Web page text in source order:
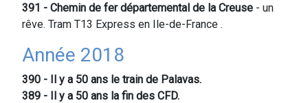
391 - Chemin de fer départemental de la Creuse - un
rêve. Tram T13 Express en Ile-de-France .
Année 2018
390 - Il y a 50 ans le train de Palavas.
389 - Il y a 50 ans la fin des CFD.